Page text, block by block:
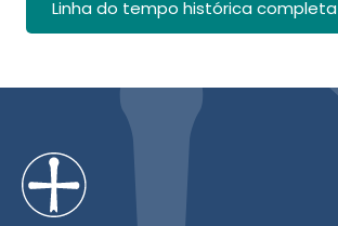
Linha do tempo histórica completa